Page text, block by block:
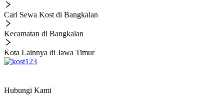
Cari Sewa Kost di Bangkalan
Kecamatan di Bangkalan
Kota Lainnya di Jawa Timur
Hubungi Kami